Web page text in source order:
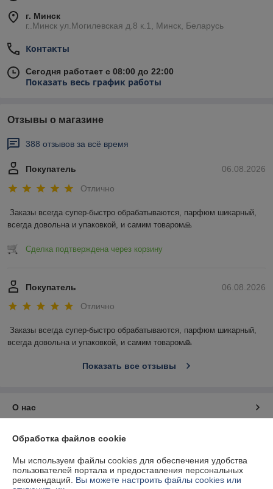
г. Минск
г..Минск ул.Могилевская д.8 к.1, Минск, Беларусь
Контакты
Сегодня работает с 08:00 до 22:00
Показать весь график работы
Отзывы о магазине
388 отзывов за всё время
06.08.2026
Покупатель
Отлично
Заказы всегда супер-быстро обрабатываются, парфюм шикарный,
всегда довольна и упаковкой, и самим товаром🙏
Сделка подтверждена через корзину
06.08.2026
Покупатель
Отлично
Заказы всегда супер-быстро обрабатываются, парфюм шикарный,
всегда довольна и упаковкой, и самим товаром🙏
Показать все отзывы
О нас
Контакты
Доставка и оплата
Обработка файлов cookie
Мы используем файлы cookies для обеспечения удобства
пользователей портала и предоставления персональных
рекомендаций. Вы можете настроить файлы cookies или